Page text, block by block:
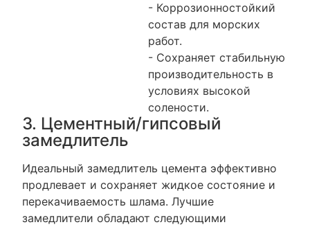
- Коррозионностойкий
состав для морских
работ.
- Сохраняет стабильную
производительность в
условиях высокой
солености.
3. Цементный/гипсовый
замедлитель
Идеальный замедлитель цемента эффективно
продлевает и сохраняет жидкое состояние и
перекачиваемость шлама. Лучшие
замедлители обладают следующими